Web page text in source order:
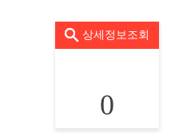
상세정보조회
0